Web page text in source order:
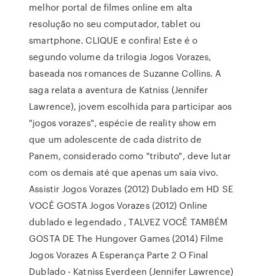
melhor portal de filmes online em alta
resolução no seu computador, tablet ou
smartphone. CLIQUE e confira! Este é o
segundo volume da trilogia Jogos Vorazes,
baseada nos romances de Suzanne Collins. A
saga relata a aventura de Katniss (Jennifer
Lawrence), jovem escolhida para participar aos
"jogos vorazes", espécie de reality show em
que um adolescente de cada distrito de
Panem, considerado como "tributo", deve lutar
com os demais até que apenas um saia vivo.
Assistir Jogos Vorazes (2012) Dublado em HD SE
VOCÊ GOSTA Jogos Vorazes (2012) Online
dublado e legendado , TALVEZ VOCÊ TAMBÉM
GOSTA DE The Hungover Games (2014) Filme
Jogos Vorazes A Esperança Parte 2 O Final
Dublado - Katniss Everdeen (Jennifer Lawrence)